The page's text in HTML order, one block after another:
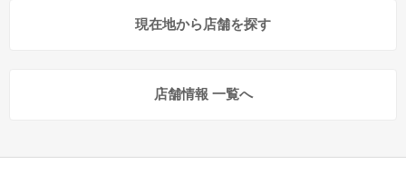
現在地から店舗を探す
店舗情報 一覧へ